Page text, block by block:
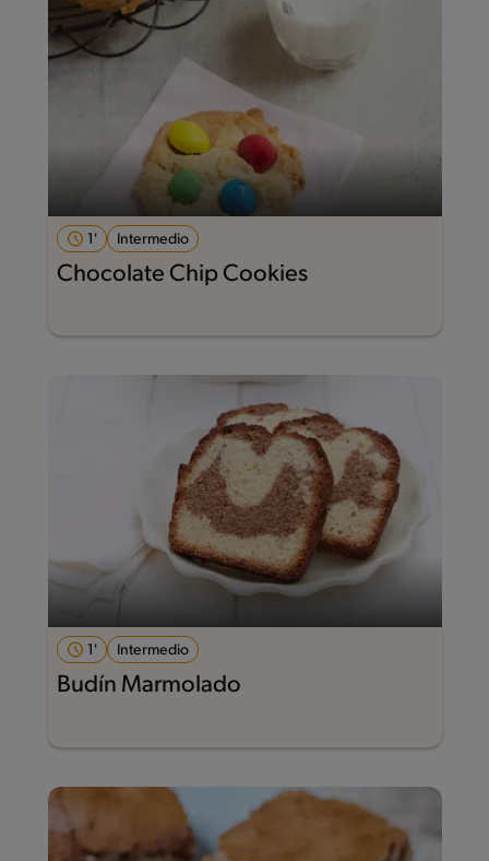
1' Intermedio
Chocolate Chip Cookies
1' Intermedio
Budín Marmolado